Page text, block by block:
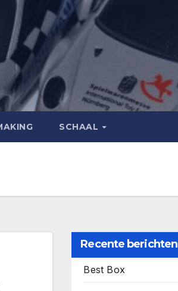
SCHAAL
Recente berichten
Best Box